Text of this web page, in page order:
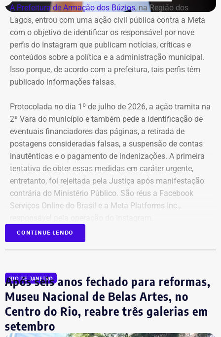
Na disputa de 2014, quando concorreu e foi eleito
deputado estadual pelo então PMDB, Rossi declarou
patrimônio total de R$ 737.861,00. Entre os bens estavam
dois apartamentos, avaliados em R$ 250 mil e R$ 240
mil, além de R$ 165,8 mil em dinheiro em espécie, R$ 70
A Prefeitura de Armação dos Búzios, na Região dos
Lagos, entrou com uma ação civil pública contra a Meta
com o objetivo de identificar os responsável por nove
perfis do Instagram que publicam notícias, críticas e
conteúdos sobre a política e a administração municipal.
Isso porque, de acordo com a prefeitura, tais perfis têm
publicado informações falsas.
Protocolada no dia 1º de julho de 2026, a ação tramita na
2ª Vara do município e também pede a identificação de
eventuais financiadores das páginas, a retirada de
postagens consideradas falsas, a suspensão de contas
inautênticas e o pagamento de indenizações. A primeira
tentativa de obter essas medidas em caráter urgente,
entretanto, foi rejeitada pela Justiça após manifestação
contrária do Ministério Público. São réus a Facebook
Serviços Online do Brasil e a Meta Platforms Inc.,
Os administradores dos perfis não foram incluídos no
tem como alvo informações relacionadas a nove contas.
São elas: @buziosinformacoes;
@politicanewsregiaodoslagos; @buziosnoticias;
@fofoca_na_calcada; @gladysnunesbuzios;
@acorda_buziosrj; @buziosnuecru; @mayfelixrj;
CONTINUE LENDO
RIO DE JANEIRO
Após seis anos fechado para reformas,
Museu Nacional de Belas Artes, no
Centro do Rio, reabre três galerias em
setembro